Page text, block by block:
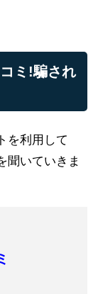
ミ!騙され
を利用して
聞いていきま